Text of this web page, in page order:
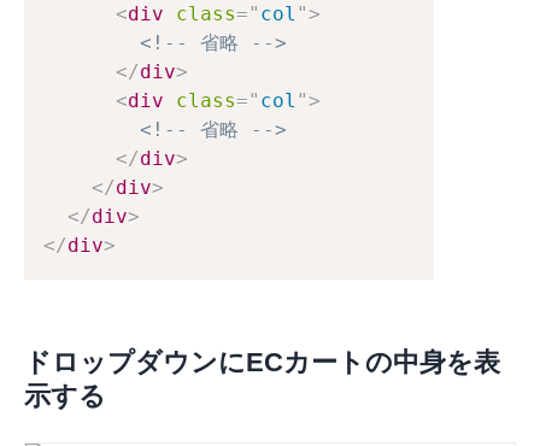
<div class=" col ">
<!-- 省略 -->
</div>
<div class=" col ">
<!-- 省略 -->
</div>
</div>
</div>
</div>
ドロップダウンにECカートの中身を表
示する